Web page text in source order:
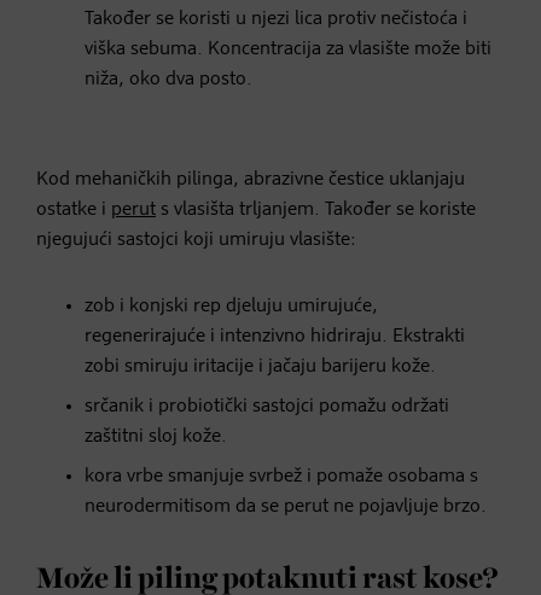
Također se koristi u njezi lica protiv nečistoća i
viška sebuma. Koncentracija za vlasište može biti
niža, oko dva posto.
Kod mehaničkih pilinga, abrazivne čestice uklanjaju
ostatke i perut s vlasišta trljanjem. Također se koriste
njegujući sastojci koji umiruju vlasište:
zob i konjski rep djeluju umirujuće,
regenerirajuće i intenzivno hidriraju. Ekstrakti
zobi smiruju iritacije i jačaju barijeru kože.
srčanik i probiotički sastojci pomažu održati
zaštitni sloj kože.
kora vrbe smanjuje svrbež i pomaže osobama s
neurodermitisom da se perut ne pojavljuje brzo.
Može li piling potaknuti rast kose?